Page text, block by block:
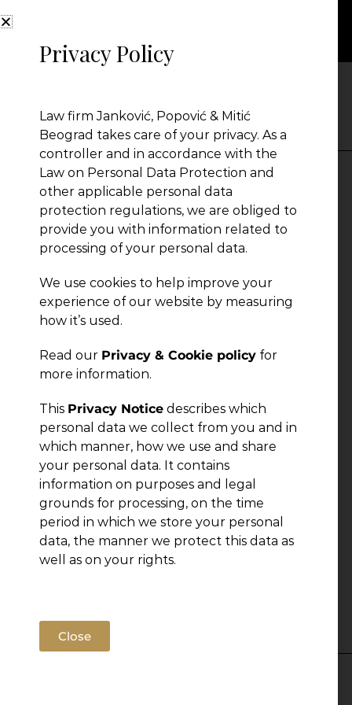
DESKS
Русский отдел
Privacy Policy
Law firm Janković, Popović & Mitić
Beograd takes care of your privacy. As a
controller and in accordance with the
Law on Personal Data Protection and
other applicable personal data
protection regulations, we are obliged to
provide you with information related to
processing of your personal data.
We use cookies to help improve your
experience of our website by measuring
how it’s used.
Read our Privacy & Cookie policy for
more information.
This Privacy Notice describes which
personal data we collect from you and in
which manner, how we use and share
your personal data. It contains
information on purposes and legal
grounds for processing, on the time
period in which we store your personal
data, the manner we protect this data as
well as on your rights.
Close